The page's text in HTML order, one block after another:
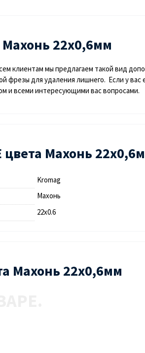
22х0,6мм
клиентам мы предлагаем такой вид
для удаления лишнего. Если у вас
и всеми интересующими вас вопросами.
цвета Махонь
Kromag
Махонь
22х0.6
Махонь 22х0,6мм